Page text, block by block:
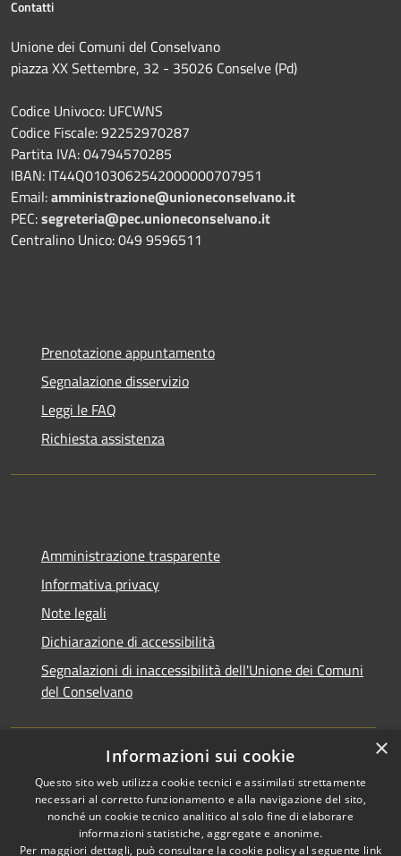
Contatti
Unione dei Comuni del Conselvano
piazza XX Settembre, 32 - 35026 Conselve (Pd)
Codice Univoco: UFCWNS
Codice Fiscale: 92252970287
Partita IVA: 04794570285
IBAN: IT44Q0103062542000000707951
Email:amministrazione@unioneconselvano.it
PEC:segreteria@pec.unioneconselvano.it
Centralino Unico: 049 9596511
Prenotazione appuntamento
Segnalazione disservizio
Leggi le FAQ
Richiesta assistenza
Amministrazione trasparente
Informativa privacy
Note legali
Dichiarazione di accessibilità
Segnalazioni di inaccessibilità dell'Unione dei Comuni
del Conselvano
Copyright © 2026 • Unione dei
×
Informazioni sui cookie
Questo sito web utilizza cookie tecnici e assimilati strettamente
necessari al corretto funzionamento e alla navigazione del sito,
nonché un cookie tecnico analitico al solo fine di elaborare
informazioni statistiche, aggregate e anonime.
Per maggiori dettagli, può consultare la cookie policy al seguente link